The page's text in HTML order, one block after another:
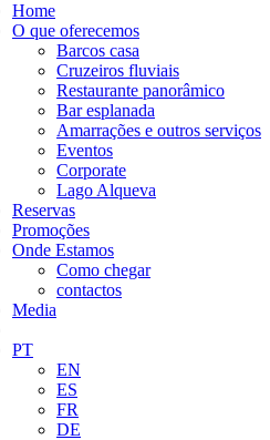
Home
O que oferecemos
Barcos casa
Cruzeiros fluviais
Restaurante panorâmico
Bar esplanada
Amarrações e outros serviços
Eventos
Corporate
Lago Alqueva
Reservas
Promoções
Onde Estamos
Como chegar
contactos
Media
PT
EN
ES
FR
DE